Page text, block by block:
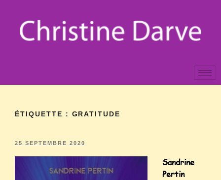
ÉTIQUETTE : GRATITUDE
25 SEPTEMBRE 2020
Sandrine
Pertin